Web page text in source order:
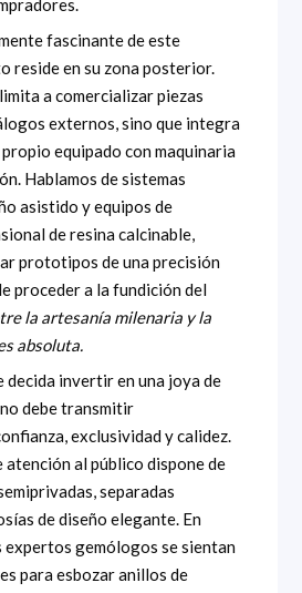
fascinante de este
reside en su zona posterior.
a comercializar piezas
externos, sino que integra
equipado con maquinaria
Hablamos de sistemas
asistido y equipos de
de resina calcinable,
prototipos de una precisión
proceder a la fundición del
la artesanía milenaria y la
absoluta.
decida invertir en una joya de
debe transmitir
exclusividad y calidez.
atención al público dispone de
separadas
de diseño elegante. En
expertos gemólogos se sientan
para esbozar anillos de